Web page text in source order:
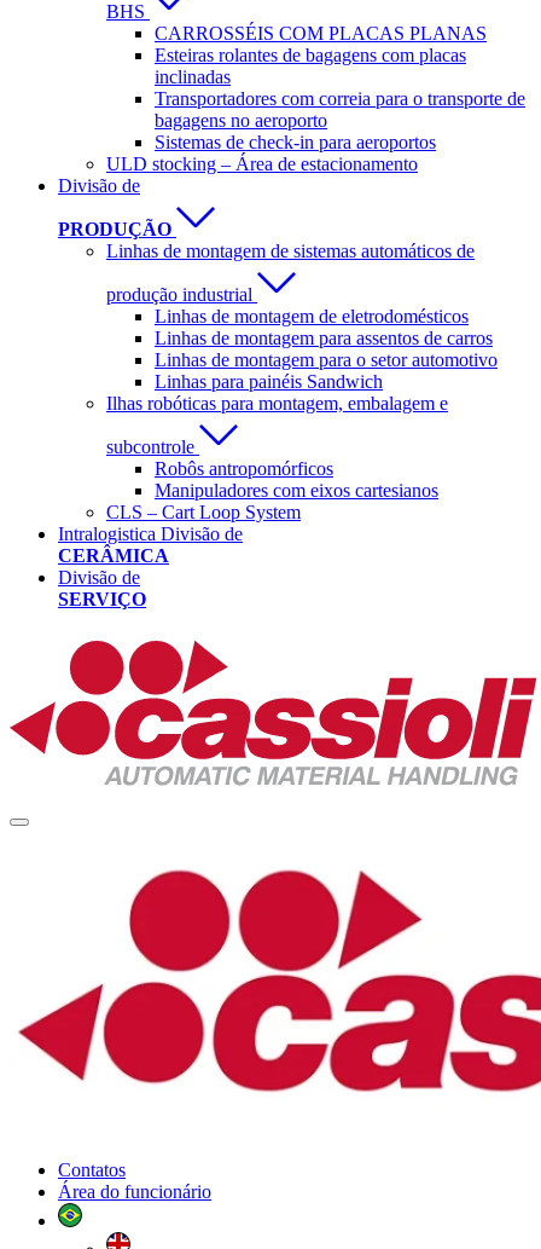
BHS
CARROSSÉIS COM PLACAS PLANAS
Esteiras rolantes de bagagens com placas
inclinadas
Transportadores com correia para o transporte de
bagagens no aeroporto
Sistemas de check-in para aeroportos
ULD stocking – Área de estacionamento
Divisão de
PRODUÇÃO
Linhas de montagem de sistemas automáticos de
produção industrial
Linhas de montagem de eletrodomésticos
Linhas de montagem para assentos de carros
Linhas de montagem para o setor automotivo
Linhas para painéis Sandwich
Ilhas robóticas para montagem, embalagem e
subcontrole
Robôs antropomórficos
Manipuladores com eixos cartesianos
CLS – Cart Loop System
Intralogistica Divisão de
CERÂMICA
Divisão de
SERVIÇO
Contatos
Área do funcionário